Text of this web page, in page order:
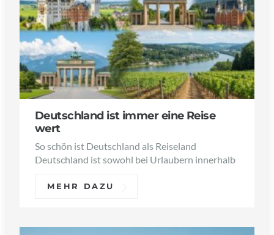
Deutschland ist immer eine Reise
wert
So schön ist Deutschland als Reiseland
Deutschland ist sowohl bei Urlaubern innerhalb
MEHR DAZU